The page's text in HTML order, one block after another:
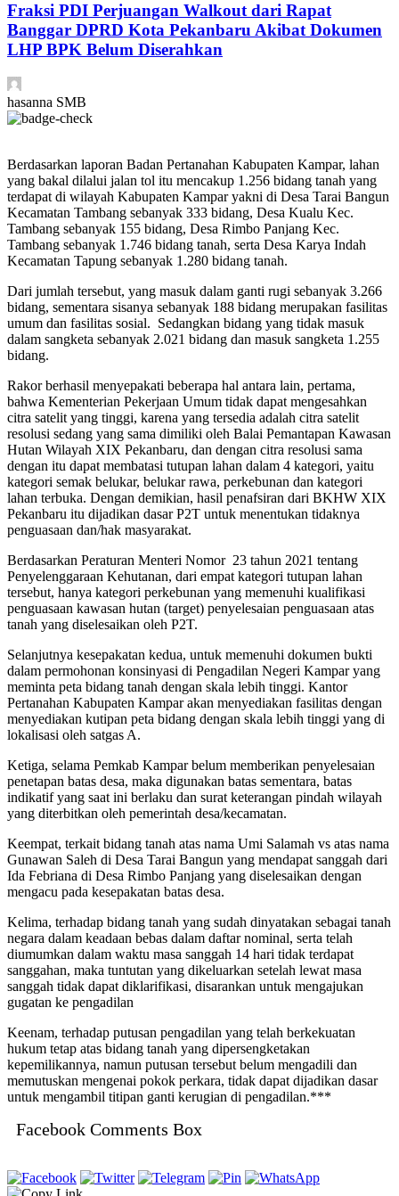
Fraksi PDI Perjuangan Walkout dari Rapat
Banggar DPRD Kota Pekanbaru Akibat Dokumen
LHP BPK Belum Diserahkan
hasanna SMB
Berdasarkan laporan Badan Pertanahan Kabupaten Kampar, lahan
yang bakal dilalui jalan tol itu mencakup 1.256 bidang tanah yang
terdapat di wilayah Kabupaten Kampar yakni di Desa Tarai Bangun
Kecamatan Tambang sebanyak 333 bidang, Desa Kualu Kec.
Tambang sebanyak 155 bidang, Desa Rimbo Panjang Kec.
Tambang sebanyak 1.746 bidang tanah, serta Desa Karya Indah
Kecamatan Tapung sebanyak 1.280 bidang tanah.
Dari jumlah tersebut, yang masuk dalam ganti rugi sebanyak 3.266
bidang, sementara sisanya sebanyak 188 bidang merupakan fasilitas
umum dan fasilitas sosial. Sedangkan bidang yang tidak masuk
dalam sangketa sebanyak 2.021 bidang dan masuk sangketa 1.255
bidang.
Rakor berhasil menyepakati beberapa hal antara lain, pertama,
bahwa Kementerian Pekerjaan Umum tidak dapat mengesahkan
citra satelit yang tinggi, karena yang tersedia adalah citra satelit
resolusi sedang yang sama dimiliki oleh Balai Pemantapan Kawasan
Hutan Wilayah XIX Pekanbaru, dan dengan citra resolusi sama
dengan itu dapat membatasi tutupan lahan dalam 4 kategori, yaitu
kategori semak belukar, belukar rawa, perkebunan dan kategori
lahan terbuka. Dengan demikian, hasil penafsiran dari BKHW XIX
Pekanbaru itu dijadikan dasar P2T untuk menentukan tidaknya
penguasaan dan/hak masyarakat.
Berdasarkan Peraturan Menteri Nomor 23 tahun 2021 tentang
Penyelenggaraan Kehutanan, dari empat kategori tutupan lahan
tersebut, hanya kategori perkebunan yang memenuhi kualifikasi
penguasaan kawasan hutan (target) penyelesaian penguasaan atas
tanah yang diselesaikan oleh P2T.
Selanjutnya kesepakatan kedua, untuk memenuhi dokumen bukti
dalam permohonan konsinyasi di Pengadilan Negeri Kampar yang
meminta peta bidang tanah dengan skala lebih tinggi. Kantor
Pertanahan Kabupaten Kampar akan menyediakan fasilitas dengan
menyediakan kutipan peta bidang dengan skala lebih tinggi yang di
lokalisasi oleh satgas A.
Ketiga, selama Pemkab Kampar belum memberikan penyelesaian
penetapan batas desa, maka digunakan batas sementara, batas
indikatif yang saat ini berlaku dan surat keterangan pindah wilayah
yang diterbitkan oleh pemerintah desa/kecamatan.
Keempat, terkait bidang tanah atas nama Umi Salamah vs atas nama
Gunawan Saleh di Desa Tarai Bangun yang mendapat sanggah dari
Ida Febriana di Desa Rimbo Panjang yang diselesaikan dengan
mengacu pada kesepakatan batas desa.
Kelima, terhadap bidang tanah yang sudah dinyatakan sebagai tanah
negara dalam keadaan bebas dalam daftar nominal, serta telah
diumumkan dalam waktu masa sanggah 14 hari tidak terdapat
sanggahan, maka tuntutan yang dikeluarkan setelah lewat masa
sanggah tidak dapat diklarifikasi, disarankan untuk mengajukan
gugatan ke pengadilan
Keenam, terhadap putusan pengadilan yang telah berkekuatan
hukum tetap atas bidang tanah yang dipersengketakan
kepemilikannya, namun putusan tersebut belum mengadili dan
memutuskan mengenai pokok perkara, tidak dapat dijadikan dasar
untuk mengambil titipan ganti kerugian di pengadilan.***
Facebook Comments Box